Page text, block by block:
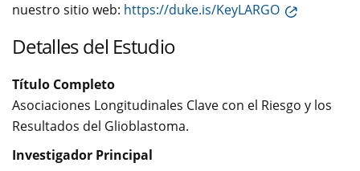
nuestro sitio web: https://duke.is/KeyLARGO
Detalles del Estudio
Título Completo
Asociaciones Longitudinales Clave con el Riesgo y los
Resultados del Glioblastoma.
Investigador Principal